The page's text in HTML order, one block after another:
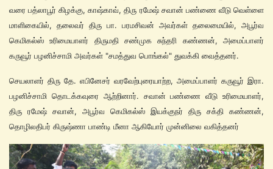
வரை பத்லாபூர் கிழக்கு, காஷ்காவ், திரு ரமேஷ் சவான் பண்ணை வீடு வெள்ளை
மாளிகையில், தலைவர் திரு பா. பரமசிவன் அவர்கள் தலைமையில், அபூர்வ
கெமிகல்ஸ் உரிமையாளர் திருமதி சண்முக சுந்தரி கண்ணன், அமைப்பாளர்
கருவூர் பழனிச்சாமி அவர்கள் "சமத்துவ பொங்கல்" துவக்கி வைத்தனர்.
செயலாளர் திரு தே. எபினேசர் வரவேற்புரையாற்ற, அமைப்பாளர் கருவூர் இரா.
பழனிச்சாமி தொடக்கவுரை ஆற்றினார். சவான் பண்ணை வீடு உரிமையாளர்,
திரு ரமேஷ் சவான், அபூர்வ கெமிகல்ஸ் இயக்குநர் திரு சக்தி கண்ணன்,
தொழிலதிபர் கிருஷ்ணா பாண்டி மீனா ஆகியோர் முன்னிலை வகித்தனர்